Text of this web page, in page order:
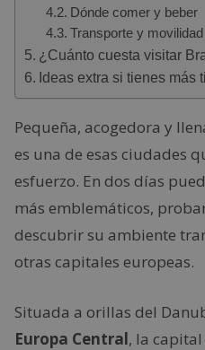
Dónde comer y beber
Transporte y movilidad
¿Cuánto cuesta visitar
Ideas extra si tienes más
Pequeña, acogedora y
es una de esas ciudades
esfuerzo. En dos días
más emblemáticos,
descubrir su ambiente
otras capitales europeas.
Situada a orillas del
Europa Central, la capital